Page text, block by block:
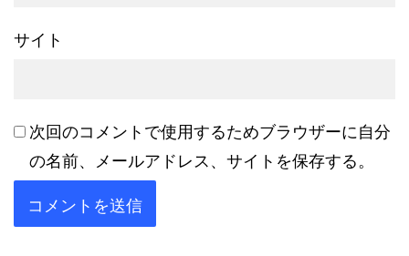
サイト
次回のコメントで使用するためブラウザーに自分
の名前、メールアドレス、サイトを保存する。